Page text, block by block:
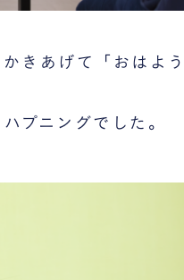
きあげて「おはよ
プニングでした。